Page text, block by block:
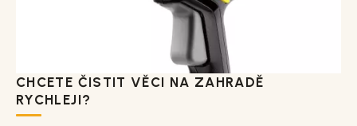
CHCETE ČISTIT VĚCI NA ZAHRADĚ
RYCHLEJI?